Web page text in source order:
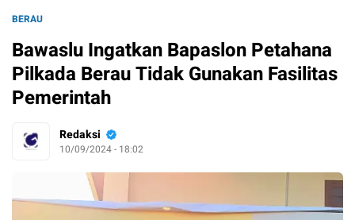
BERAU
Bawaslu Ingatkan Bapaslon Petahana
Pilkada Berau Tidak Gunakan Fasilitas
Pemerintah
Redaksi
10/09/2024 - 18:02